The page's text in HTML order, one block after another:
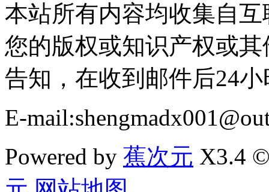
本站所有内容均收集自
您的版权或知识产权或
告知，在收到邮件后24
E-
Powered by 蕉次元 X3.4